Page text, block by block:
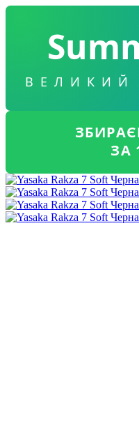
ВЕЛИКИЙ
ЗА